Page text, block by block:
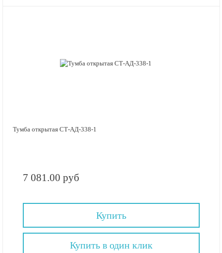
Тумба открытая СТ-АД-338-1
7 081.00 руб
Купить
Купить в один клик